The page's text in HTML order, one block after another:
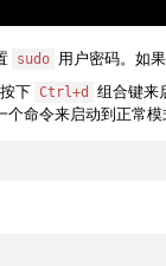
sudo 用户密码。如
下 Ctrl+d
组合键来
命令来启动到正常模